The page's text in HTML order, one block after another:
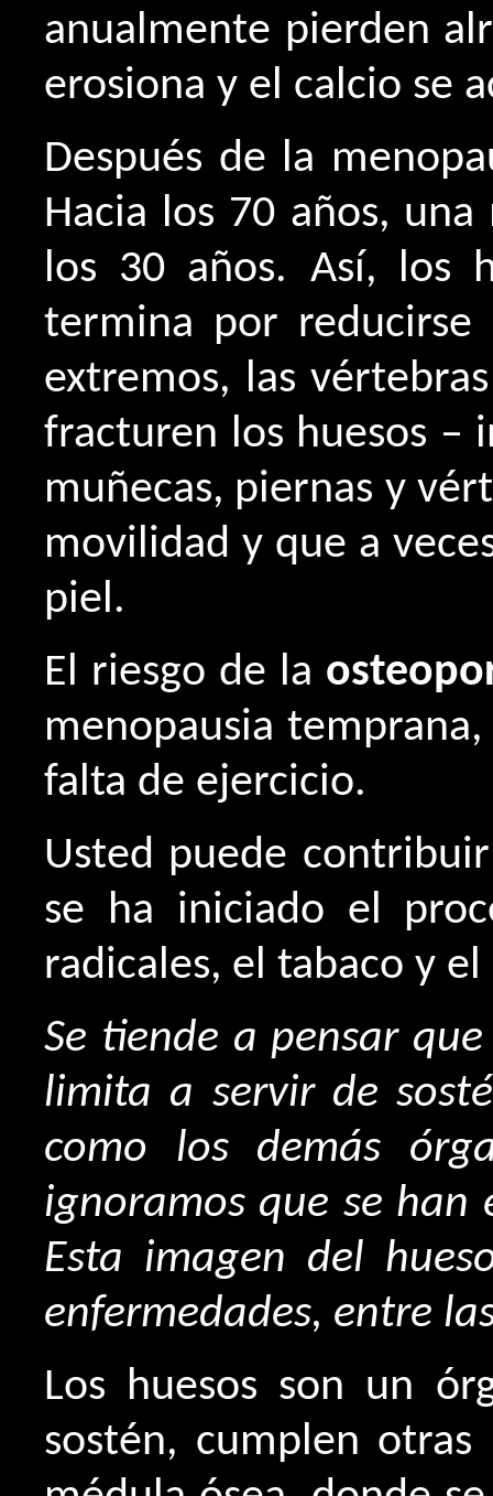
anualmente pierden
erosiona y el calcio se
Después de la
Hacia los 70 años,
los 30 años. Así, los
termina por
extremos, las
fracturen los huesos –
muñecas, piernas y
movilidad y que a
piel.
El riesgo de la
menopausia
falta de ejercicio.
Usted puede
se ha iniciado el
radicales, el tabaco y
Se tiende a pensar
limita a servir de
como los demás
ignoramos que se han
Esta imagen del
enfermedades, entre
Los huesos son un
sostén, cumplen